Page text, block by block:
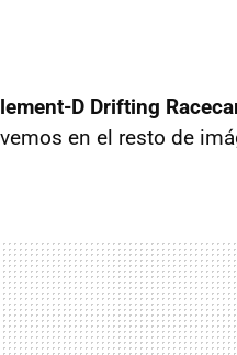
D Drifting
en el resto de